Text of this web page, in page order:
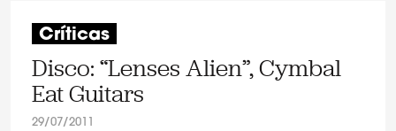
Críticas
Disco: “Lenses Alien”, Cymbal
Eat Guitars
29/07/2011